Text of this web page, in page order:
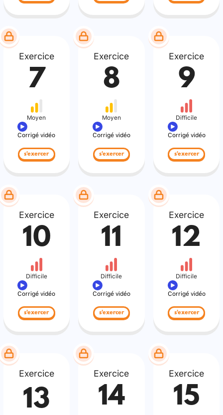
Exercice
7
Moyen
Corrigé vidéo
s'exercer
Exercice
8
Moyen
Corrigé vidéo
s'exercer
Exercice
9
Difficile
Corrigé vidéo
s'exercer
Exercice
10
Difficile
Corrigé vidéo
s'exercer
Exercice
11
Difficile
Corrigé vidéo
s'exercer
Exercice
12
Difficile
Corrigé vidéo
s'exercer
Exercice
13
Exercice
14
Exercice
15